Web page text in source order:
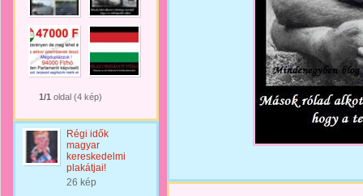
1/1 oldal (4 kép)
Régi idők
magyar
kereskedelmi
plakátjai!
26 kép